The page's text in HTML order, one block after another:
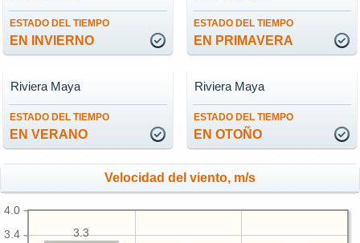
ESTADO DEL TIEMPO
EN INVIERNO
ESTADO DEL TIEMPO
EN PRIMAVERA
ESTADO DEL TIEMPO
EN VERANO
Riviera Maya
ESTADO DEL TIEMPO
EN OTOÑO
Riviera Maya
Velocidad del viento, m/s
3.4
4.0
3.3